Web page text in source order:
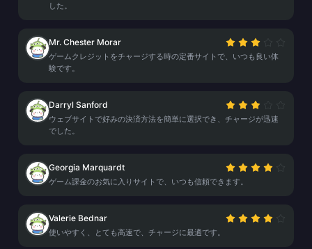
した。
Mr. Chester Morar
ゲームクレジットをチャージする時の定番サイトで、いつも良い体
験です。
Darryl Sanford
ウェブサイトで好みの決済方法を簡単に選択でき、チャージが迅速
でした。
Georgia Marquardt
ゲーム課金のお気に入りサイトで、いつも信頼できます。
Valerie Bednar
使いやすく、とても高速で、チャージに最適です。